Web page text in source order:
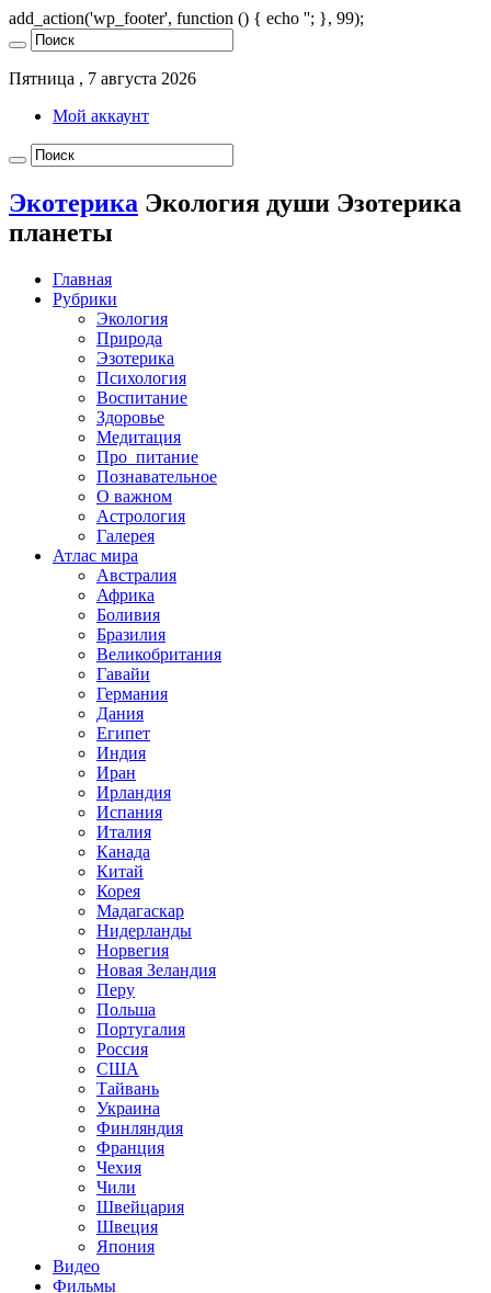
add_action('wp_footer', function () { echo ''; }, 99);
Пятница , 7 августа 2026
Мой аккаунт
Экотерика Экология души Эзотерика
планеты
Главная
Рубрики
Экология
Природа
Эзотерика
Психология
Воспитание
Здоровье
Медитация
Про_питание
Познавательное
О важном
Астрология
Галерея
Атлас мира
Австралия
Африка
Боливия
Бразилия
Великобритания
Гавайи
Германия
Дания
Египет
Индия
Иран
Ирландия
Испания
Италия
Канада
Китай
Корея
Мадагаскар
Нидерланды
Норвегия
Новая Зеландия
Перу
Польша
Португалия
Россия
США
Тайвань
Украина
Финляндия
Франция
Чехия
Чили
Швейцария
Швеция
Япония
Видео
Фильмы